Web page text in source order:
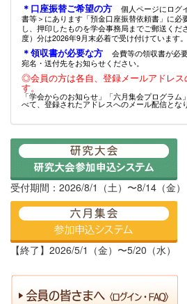
＊口座振替ご希望の方
個人ページにログ
書等＞にあります「預金口座振替依頼書」に必
し、押印したものを学会事務局までご郵送くだ
度）分は2026年9月末必着で受け付けています。
＊領収書が必要な方
会費等の領収書が必
宛名・送付先をお知らせください。
◎会員の方は各自、登録メールアドレス
す。
「学会からのお知らせ」「六月集会プログラ
べて、登録されたアドレスへのメール配信とな
受付期間：2026/8/1（土）〜8/14（金）
【終了】2026/5/1（金）〜5/20（水）